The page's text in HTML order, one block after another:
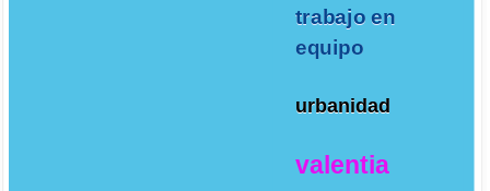
trabajo en
equipo
urbanidad
valentia